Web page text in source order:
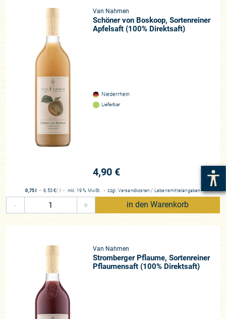
Van Nahmen
Schöner von Boskoop, Sortenreiner
Apfelsaft (100% Direktsaft)
Niederrhein
Lieferbar
4,90 €
0,75 l ・6,53 €/ l ・ inkl. 19 % MwSt. ・zzgl. Versandkosten / Lebensmittelangaben
- + in den Warenkorb
Van Nahmen
Stromberger Pflaume, Sortenreiner
Pflaumensaft (100% Direktsaft)